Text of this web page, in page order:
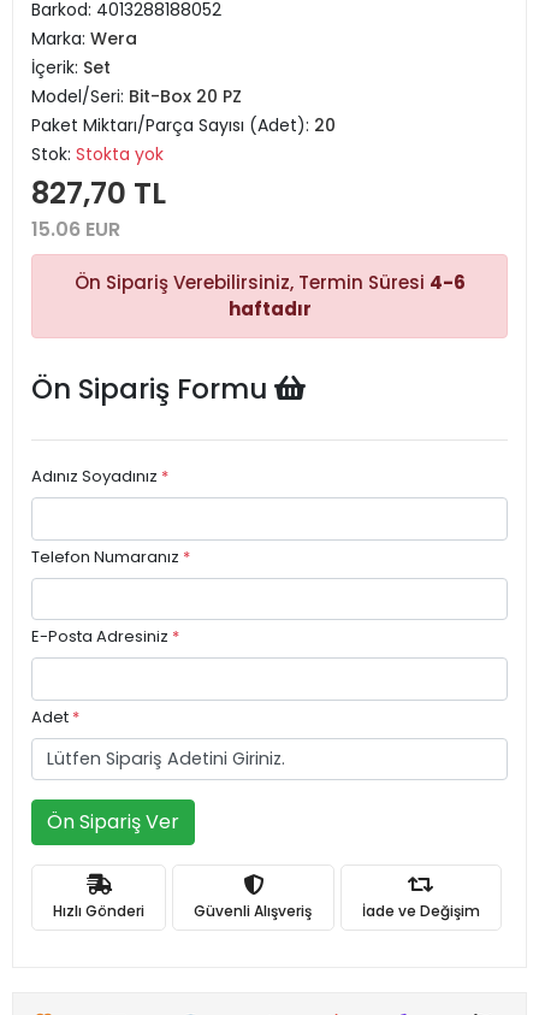
Barkod: 4013288188052
Marka: Wera
İçerik: Set
Model/Seri: Bit-Box 20 PZ
Paket Miktarı/Parça Sayısı (Adet): 20
Stok: Stokta yok
827,70 TL
15.06 EUR
Ön Sipariş Verebilirsiniz, Termin Süresi 4-6
haftadır
Ön Sipariş Formu
Adınız Soyadınız *
Telefon Numaranız *
E-Posta Adresiniz *
Adet *
Ön Sipariş Ver
Hızlı Gönderi Güvenli Alışveriş İade ve Değişim